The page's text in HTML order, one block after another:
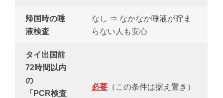
帰国時の唾
液検査
なし ⇒ なかなか唾液が貯ま
らない人も安心
タイ出国前
72時間以内
の
「PCR検査
必要（この条件は据え置き）